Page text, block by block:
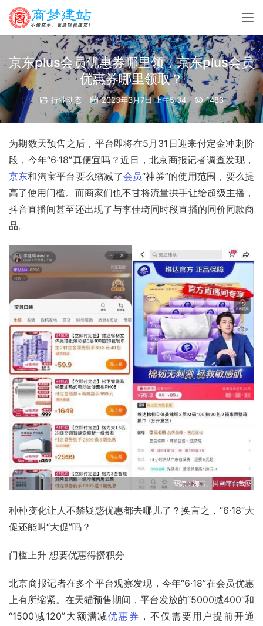
京东plus会员优惠券哪里领，京东plus会员
优惠券哪里领取？
行业动态 2023年3月7日 上午5:34 1483
为期数天预售之后，平台即将在5月31日迎来付定金冲刺阶
段，今年“6·18”真便宜吗？近日，北京商报记者调查发现，
京东和淘宝平台要么缩减了会员“神券”的使用范围，要么提
高了使用门槛。而商家们也不甘将流量拱手让给超级主播，
抖音直播间甚至还出现了与李佳琦同时段直播的同价同款商
品。
种种变化让人不禁疑惑优惠都去哪儿了？换言之，“6·18”大
促还能叫“大促”吗？
门槛上升 想要优惠得攒积分
北京商报记者在多个平台观察发现，今年“6·18”在会员优惠
上有所缩紧。在天猫预售期间，平台发放的“5000减400”和
“1500减120”大额满减优惠券 ，不仅需要用户提前开通